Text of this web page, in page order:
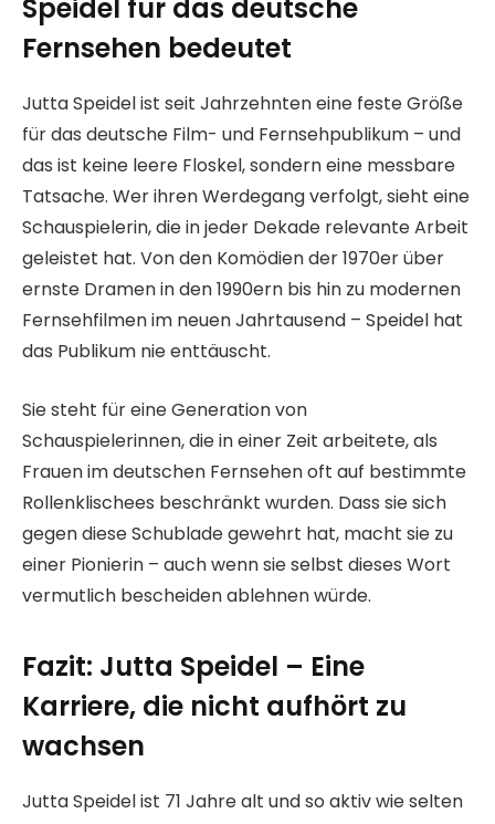
Speidel für das deutsche
Fernsehen bedeutet
Jutta Speidel ist seit Jahrzehnten eine feste Größe
für das deutsche Film- und Fernsehpublikum – und
das ist keine leere Floskel, sondern eine messbare
Tatsache. Wer ihren Werdegang verfolgt, sieht eine
Schauspielerin, die in jeder Dekade relevante Arbeit
geleistet hat. Von den Komödien der 1970er über
ernste Dramen in den 1990ern bis hin zu modernen
Fernsehfilmen im neuen Jahrtausend – Speidel hat
das Publikum nie enttäuscht.
Sie steht für eine Generation von
Schauspielerinnen, die in einer Zeit arbeitete, als
Frauen im deutschen Fernsehen oft auf bestimmte
Rollenklischees beschränkt wurden. Dass sie sich
gegen diese Schublade gewehrt hat, macht sie zu
einer Pionierin – auch wenn sie selbst dieses Wort
vermutlich bescheiden ablehnen würde.
Fazit: Jutta Speidel – Eine
Karriere, die nicht aufhört zu
wachsen
Jutta Speidel ist 71 Jahre alt und so aktiv wie selten